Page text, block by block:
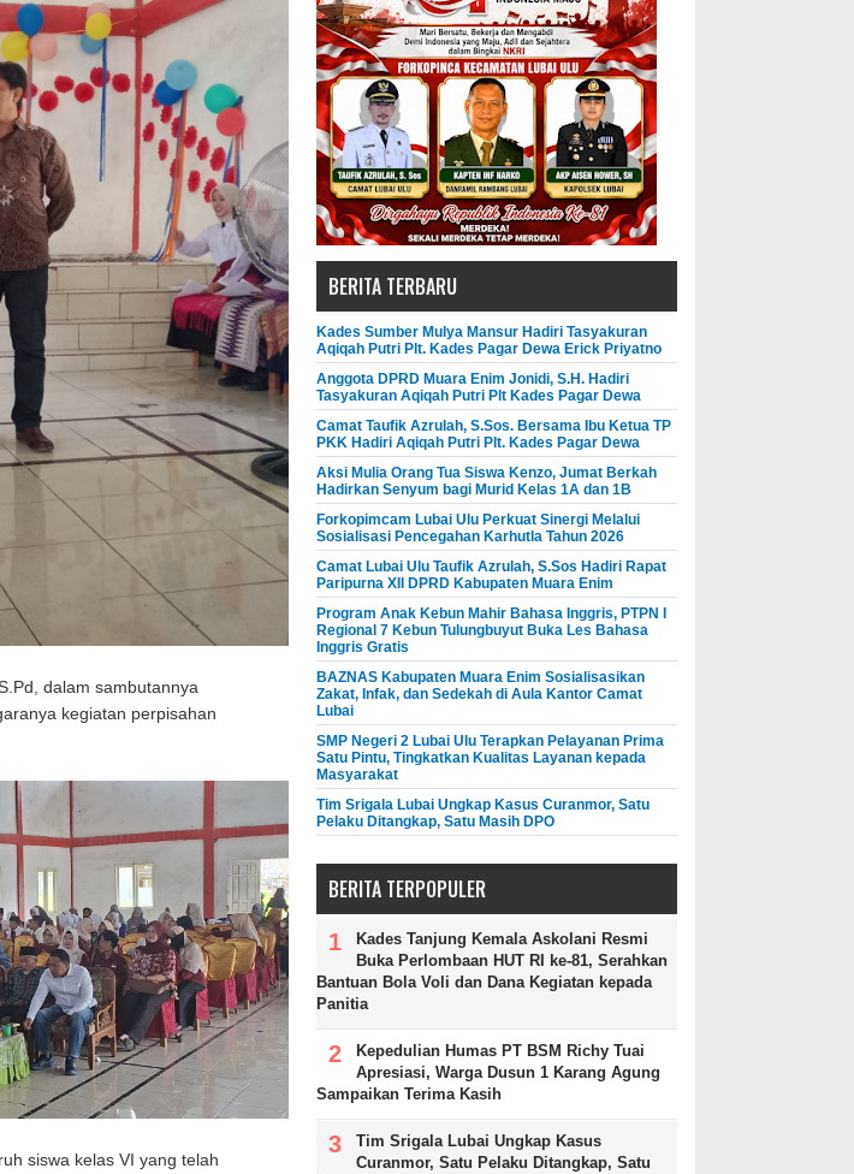
dalam sambutannya
kegiatan perpisahan
siswa kelas VI yang telah
BERITA TERBARU
Kades Sumber Mulya Mansur Hadiri Tasyakuran
Aqiqah Putri Plt. Kades Pagar Dewa Erick Priyatno
Anggota DPRD Muara Enim Jonidi, S.H. Hadiri
Tasyakuran Aqiqah Putri Plt Kades Pagar Dewa
Camat Taufik Azrulah, S.Sos. Bersama Ibu Ketua TP
PKK Hadiri Aqiqah Putri Plt. Kades Pagar Dewa
Aksi Mulia Orang Tua Siswa Kenzo, Jumat Berkah
Hadirkan Senyum bagi Murid Kelas 1A dan 1B
Forkopimcam Lubai Ulu Perkuat Sinergi Melalui
Sosialisasi Pencegahan Karhutla Tahun 2026
Camat Lubai Ulu Taufik Azrulah, S.Sos Hadiri Rapat
Paripurna XII DPRD Kabupaten Muara Enim
Program Anak Kebun Mahir Bahasa Inggris, PTPN I
Regional 7 Kebun Tulungbuyut Buka Les Bahasa
Inggris Gratis
BAZNAS Kabupaten Muara Enim Sosialisasikan
Zakat, Infak, dan Sedekah di Aula Kantor Camat
Lubai
SMP Negeri 2 Lubai Ulu Terapkan Pelayanan Prima
Satu Pintu, Tingkatkan Kualitas Layanan kepada
Masyarakat
Tim Srigala Lubai Ungkap Kasus Curanmor, Satu
Pelaku Ditangkap, Satu Masih DPO
BERITA TERPOPULER
Kades Tanjung Kemala Askolani Resmi
Buka Perlombaan HUT RI ke-81, Serahkan
Bantuan Bola Voli dan Dana Kegiatan kepada
Panitia
Kepedulian Humas PT BSM Richy Tuai
Apresiasi, Warga Dusun 1 Karang Agung
Sampaikan Terima Kasih
Tim Srigala Lubai Ungkap Kasus
Curanmor, Satu Pelaku Ditangkap, Satu